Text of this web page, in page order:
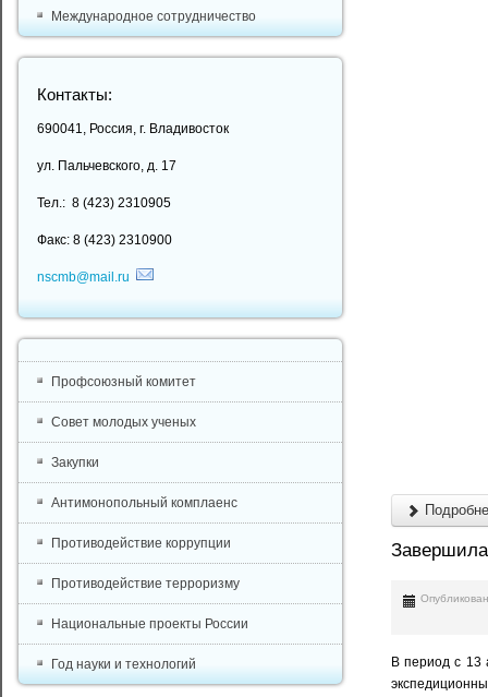
В период с 13
Международное сотрудничество
Контакты:
690041, Россия, г. Владивосток
ул. Пальчевского, д. 17
Тел.: 8 (423) 2310905
Факс: 8 (423) 2310900
nscmb@mail.ru
Профсоюзный комитет
Совет молодых ученых
Закупки
Антимонопольный комплаенс
Противодействие коррупции
Противодействие терроризму
Национальные проекты России
Год науки и технологий